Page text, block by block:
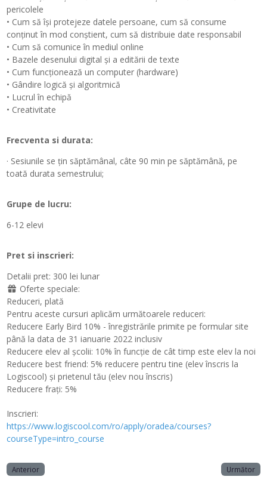
pericolele
• Cum să își protejeze datele persoane, cum să consume
conținut în mod conștient, cum să distribuie date responsabil
• Cum să comunice în mediul online
• Bazele desenului digital și a editării de texte
• Cum funcționează un computer (hardware)
• Gândire logică și algoritmică
• Lucrul în echipă
• Creativitate
Frecventa si durata:
· Sesiunile se țin săptămânal, câte 90 min pe săptămână, pe
toată durata semestrului;
Grupe de lucru:
6-12 elevi
Pret si inscrieri:
Detalii pret: 300 lei lunar
Oferte speciale:
Reduceri, plată
Pentru aceste cursuri aplicăm următoarele reduceri:
Reducere Early Bird 10% - înregistrările primite pe formular site
până la data de 31 ianuarie 2022 inclusiv
Reducere elev al școlii: 10% în funcție de cât timp este elev la noi
Reducere best friend: 5% reducere pentru tine (elev înscris la
Logiscool) și prietenul tău (elev nou înscris)
Reducere frați: 5%
Inscrieri:
https://www.logiscool.com/ro/apply/oradea/courses?
courseType=intro_course
Anterior Următor